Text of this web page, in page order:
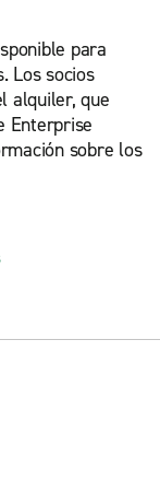
para
Los socios
alquiler, que
Enterprise
sobre los